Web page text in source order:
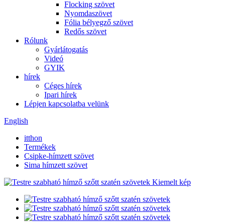
Flocking szövet
Nyomdaszövet
Fólia bélyegző szövet
Redős szövet
Rólunk
Gyárlátogatás
Videó
GYIK
hírek
Céges hírek
Ipari hírek
Lépjen kapcsolatba velünk
English
itthon
Termékek
Csipke-hímzett szövet
Sima hímzett szövet